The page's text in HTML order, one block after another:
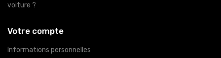
voiture ?
Votre compte
Informations personnelles